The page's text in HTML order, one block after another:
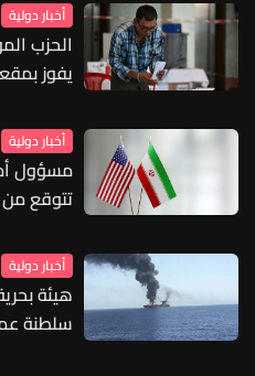
أخبار دولية
الحزب
يفوز
أخبار دولية
مسؤول
تتوقع
أخبار دولية
هيئة
سلطنة